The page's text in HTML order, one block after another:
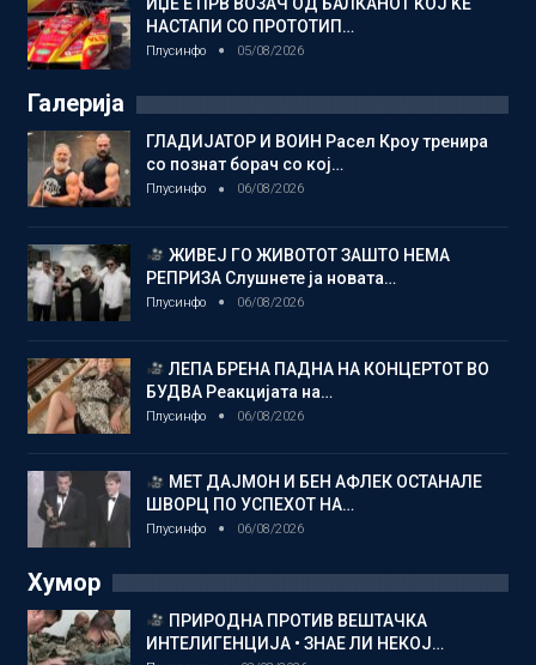
НАСТАПИ СО ПРОТОТИП…
Плусинфо 05/08/2026
Галерија
ГЛАДИЈАТОР И ВОИН Расел Кроу тренира
со познат борач со кој…
Плусинфо 06/08/2026
ЖИВЕЈ ГО ЖИВОТОТ ЗАШТО НЕМА
РЕПРИЗА Слушнете ја новата…
Плусинфо 06/08/2026
ЛЕПА БРЕНА ПАДНА НА КОНЦЕРТОТ ВО
БУДВА Реакцијата на…
Плусинфо 06/08/2026
МЕТ ДАЈМОН И БЕН АФЛЕК ОСТАНАЛЕ
ШВОРЦ ПО УСПЕХОТ НА…
Плусинфо 06/08/2026
Хумор
ПРИРОДНА ПРОТИВ ВЕШТАЧКА
ИНТЕЛИГЕНЦИЈА • ЗНАЕ ЛИ НЕКОЈ…